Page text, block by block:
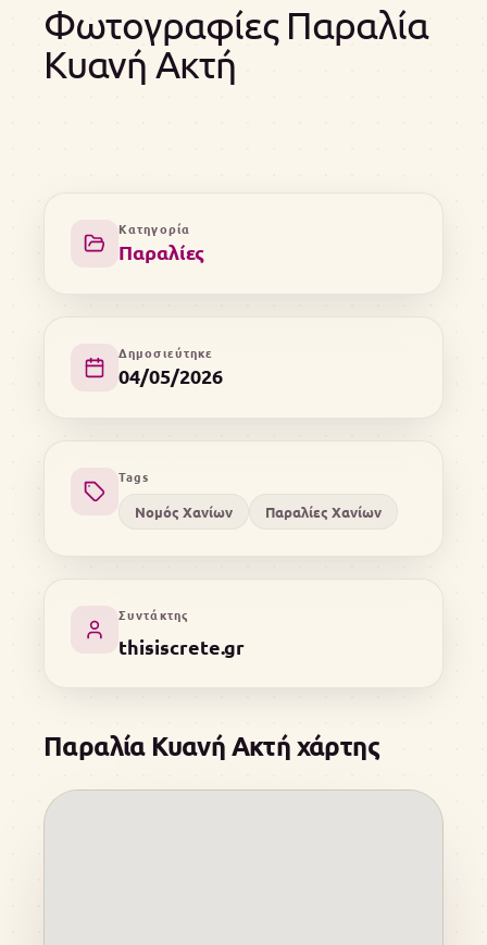
Φωτογραφίες Παραλία
Κυανή Ακτή
Κατηγορία
Παραλίες
Δημοσιεύτηκε
04/05/2026
Tags
Νομός Χανίων Παραλίες Χανίων
Συντάκτης
thisiscrete.gr
Παραλία Κυανή Ακτή χάρτης